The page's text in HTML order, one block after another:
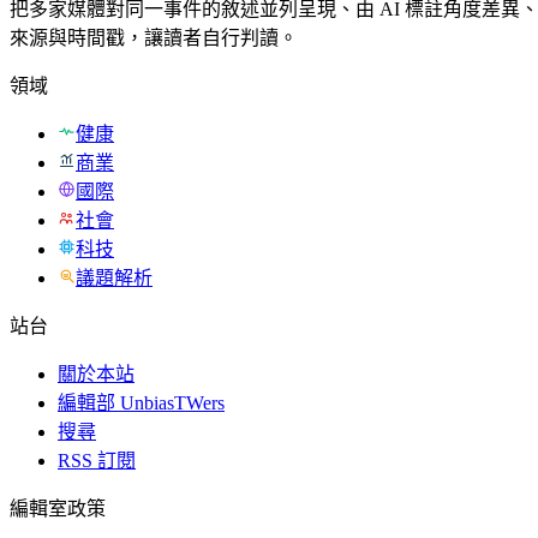
把多家媒體對同一事件的敘述並列呈現、由 AI 標註角度差異、
來源與時間戳，讓讀者自行判讀。
領域
健康
商業
國際
社會
科技
議題解析
站台
關於本站
編輯部 UnbiasTWers
搜尋
RSS 訂閱
編輯室政策